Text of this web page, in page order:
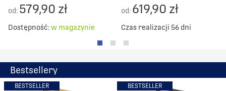
od: 579,90 zł
Dostępność:w magazynie
od: 619,90 zł
Czas realizacji 56 dni
Bestsellery
BESTSELLER BESTSELLER